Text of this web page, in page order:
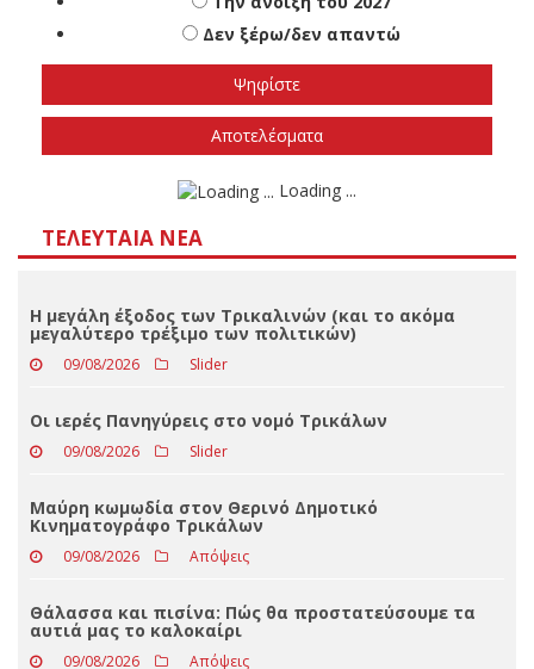
Πότε πιστεύετε ότι θα γίνουν οι εθνικές
εκλογές
Το φθινόπωρο του 2026
Την άνοιξη του 2027
Δεν ξέρω/δεν απαντώ
ΤΕΛΕΥΤΑΊΑ ΝΈΑ
Η μεγάλη έξοδος των Τρικαλινών (και το ακόμα
μεγαλύτερο τρέξιμο των πολιτικών)
Οι ιερές Πανηγύρεις στο νομό Τρικάλων
09/08/2026 Slider
Μαύρη κωμωδία στον Θερινό Δημοτικό
Κινηματογράφο Τρικάλων
09/08/2026 Απόψεις